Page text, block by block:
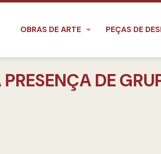
OBRAS DE ARTE PEÇAS DE
DE